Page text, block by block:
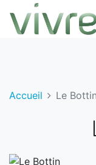
Aller au menu
Aller au contenu
Accueil Le Bottin